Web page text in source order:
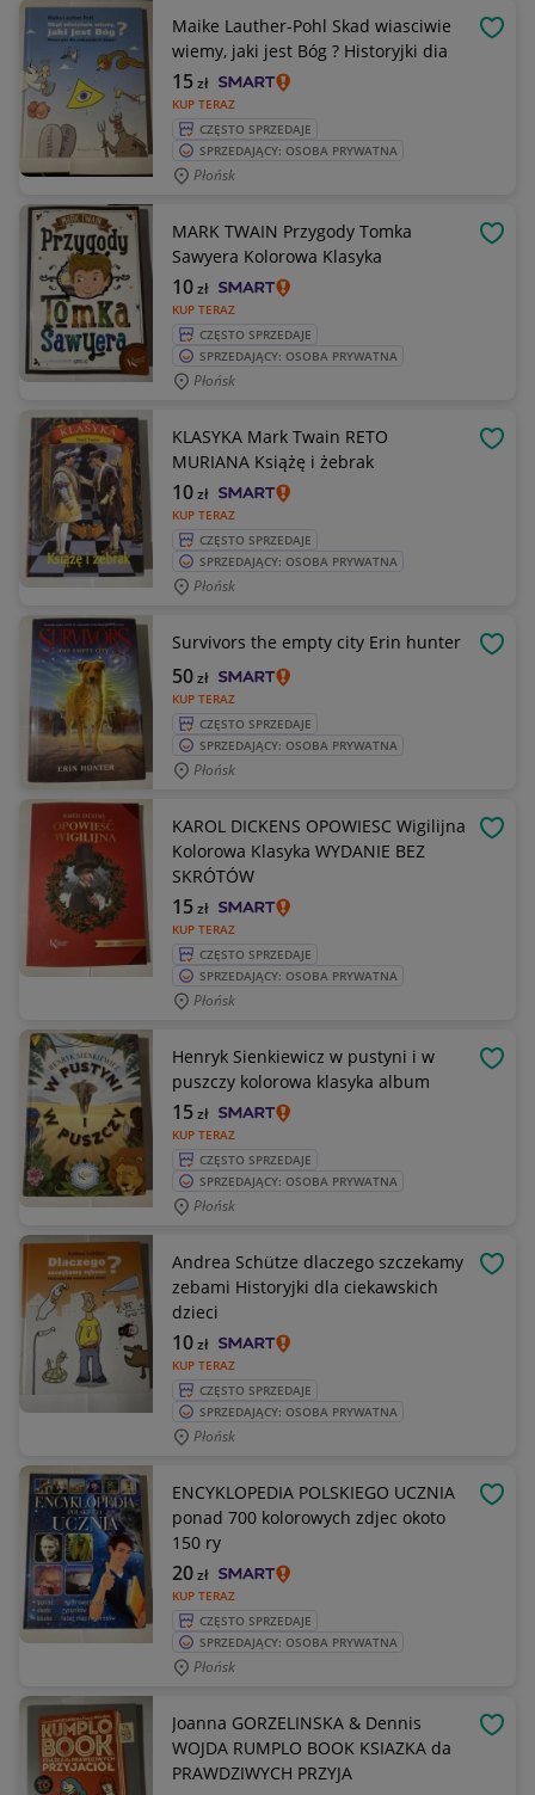
Maike Lauther-Pohl Skad wiasciwie
wiemy, jaki jest Bóg ? Historyjki dia
KUP TERAZ
15zł
CZĘSTO SPRZEDAJE
SPRZEDAJĄCY: OSOBA PRYWATNA
Płońsk
MARK TWAIN Przygody Tomka
Sawyera Kolorowa Klasyka
KUP TERAZ
10zł
CZĘSTO SPRZEDAJE
SPRZEDAJĄCY: OSOBA PRYWATNA
Płońsk
KLASYKA Mark Twain RETO
MURIANA Książę i żebrak
KUP TERAZ
10zł
CZĘSTO SPRZEDAJE
SPRZEDAJĄCY: OSOBA PRYWATNA
Płońsk
Survivors the empty city Erin hunter
KUP TERAZ
50zł
CZĘSTO SPRZEDAJE
SPRZEDAJĄCY: OSOBA PRYWATNA
Płońsk
KAROL DICKENS OPOWIESC Wigilijna
Kolorowa Klasyka WYDANIE BEZ
SKRÓTÓW
KUP TERAZ
15zł
CZĘSTO SPRZEDAJE
SPRZEDAJĄCY: OSOBA PRYWATNA
Płońsk
Henryk Sienkiewicz w pustyni i w
puszczy kolorowa klasyka album
KUP TERAZ
15zł
CZĘSTO SPRZEDAJE
SPRZEDAJĄCY: OSOBA PRYWATNA
Płońsk
Andrea Schütze dlaczego szczekamy
zebami Historyjki dla ciekawskich
dzieci
KUP TERAZ
10zł
CZĘSTO SPRZEDAJE
SPRZEDAJĄCY: OSOBA PRYWATNA
Płońsk
ENCYKLOPEDIA POLSKIEGO UCZNIA
ponad 700 kolorowych zdjec okoto
150 ry
KUP TERAZ
20zł
CZĘSTO SPRZEDAJE
SPRZEDAJĄCY: OSOBA PRYWATNA
Płońsk
Joanna GORZELINSKA & Dennis
WOJDA RUMPLO BOOK KSIAZKA da
PRAWDZIWYCH PRZYJA